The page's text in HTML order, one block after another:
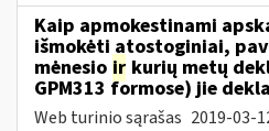
Kaip apmokestinami
išmokėti atostoginiai,
mėnesio ir kurių metų
GPM313 formose) jie
Web turinio sąrašas 2019-03-